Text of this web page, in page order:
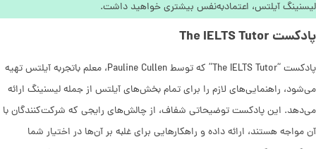
لیسنینگ آیلتس، اعتمادبه‌نفس بیشتری خواهید داشت.
پادکست The IELTS Tutor
پادکست “The IELTS Tutor” که توسط Pauline Cullen، معلم باتجربه آیلتس تهیه
می‌شود، راهنمایی‌های لازم را برای تمام بخش‌های آیلتس از جمله لیسنینگ ارائه
می‌دهد. این پادکست توضیحاتی شفاف، از چالش‌های رایجی که شرکت‌کنندگان با
آن مواجه هستند، ارائه داده و راهکارهایی برای غلبه بر آن‌ها در اختیار شما